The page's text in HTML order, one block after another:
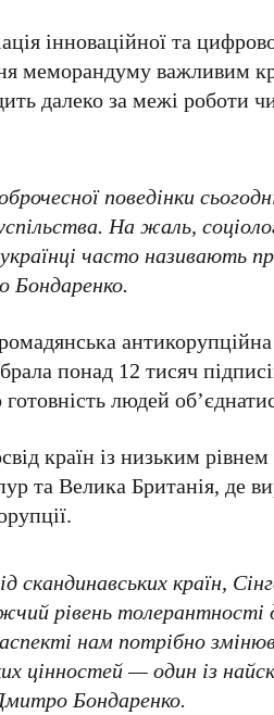
інноваційної та
меморандуму важливим
далеко за межі роботи
поведінки
На жаль,
часто називають
Бондаренко.
понад 12 тисяч
людей
країн із низьким
таВелика Британія, де
скандинавських країн,
рівень толерантності
нам потрібно
цінностей — один із
Бондаренко.